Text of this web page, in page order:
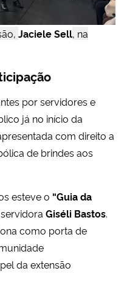
Jaciele Sell, na
por servidores e
já no início da
com direito a
de brindes aos
esteve o “Guia da
Giséli Bastos.
como porta de
da extensão